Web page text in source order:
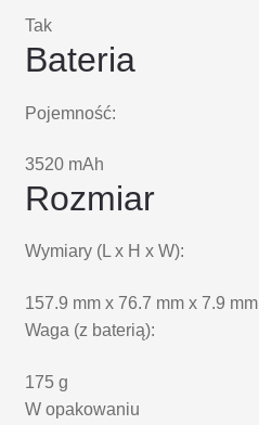
Tak
Bateria
Pojemność:
3520 mAh
Rozmiar
Wymiary (L x H x W):
157.9 mm x 76.7 mm x 7.9 mm
Waga (z baterią):
175 g
W opakowaniu